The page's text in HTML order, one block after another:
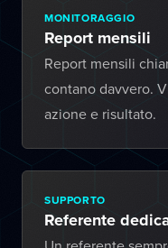
MONITORAGGIO
Report mensili
Report mensili
contano davvero.
azione e risultato.
SUPPORTO
Referente